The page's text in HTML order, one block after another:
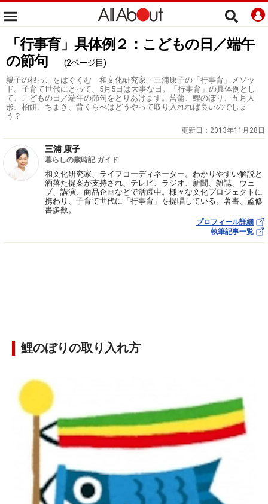
「行事育」具体例２：こどもの日／端午
の節句
(2ページ目)
親子の根っこをはぐくむ 和文化研究家・三浦康子の「行事育」メソッ
ド。子育て世代にとって、5月5日は大事な日。「行事育」の具体例とし
て、こどもの日／端午の節句をとりあげます。菖蒲、鯉のぼり、五月人
形、柏餅、ちまき、背くらべはどうやって取り入れれば良いのでしょ
う？
更新日： 2013年11月28日
三浦 康子
暮らしの歳時記 ガイド
和文化研究家、ライフコーディネーター。わかりやすい解説と
洒落た提案が支持され、テレビ、ラジオ、新聞、雑誌、ウェ
ブ、講演、商品企画などで活躍中。様々な文化プロジェクトに
携わり、子育て世代に「行事育」を提唱している。著書、監修
書多数。
プロフィール詳細
執筆記事一覧
鯉のぼりの取り入れ方